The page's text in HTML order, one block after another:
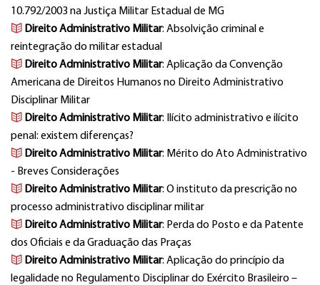
10.792/2003 na Justiça Militar Estadual de MG
Direito Administrativo Militar: Absolvição criminal e
reintegração do militar estadual
Direito Administrativo Militar: Aplicação da Convenção
Americana de Direitos Humanos no Direito Administrativo
Disciplinar Militar
Direito Administrativo Militar: Ilícito administrativo e ilícito
penal: existem diferenças?
Direito Administrativo Militar: Mérito do Ato Administrativo
- Breves Considerações
Direito Administrativo Militar: O instituto da prescrição no
processo administrativo disciplinar militar
Direito Administrativo Militar: Perda do Posto e da Patente
dos Oficiais e da Graduação das Praças
Direito Administrativo Militar: Aplicação do princípio da
legalidade no Regulamento Disciplinar do Exército Brasileiro –